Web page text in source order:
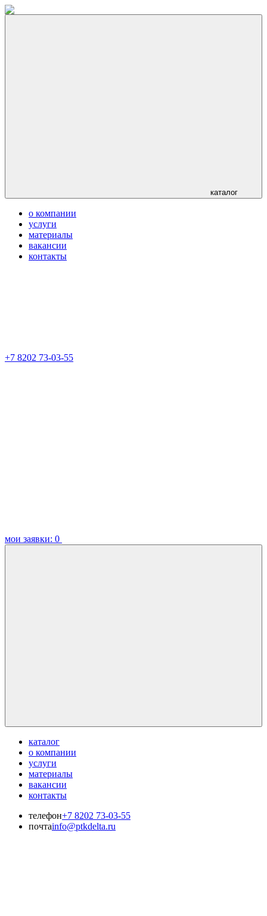
каталог
о компании
услуги
материалы
вакансии
контакты
+7 8202 73-03-55
мои заявки: 0
каталог
о компании
услуги
материалы
вакансии
контакты
телефон+7 8202 73-03-55
почтаinfo@ptkdelta.ru